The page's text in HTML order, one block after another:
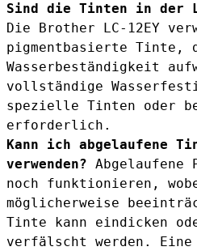
Sind die Tinten in der
Die Brother LC-12EY
pigmentbasierte Tinte,
Wasserbeständigkeit
vollständige
spezielle Tinten oder
erforderlich.
Kann ich abgelaufene
verwenden? Abgelaufene
noch funktionieren,
möglicherweise
Tinte kann eindicken
verfälscht werden. Eine